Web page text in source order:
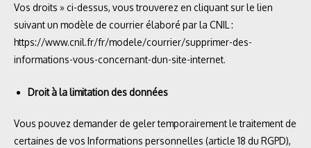
Vos droits » ci-dessus, vous trouverez en cliquant sur le lien
suivant un modèle de courrier élaboré par la CNIL :
https://www.cnil.fr/fr/modele/courrier/supprimer-des-
informations-vous-concernant-dun-site-internet.
Droit à la limitation des données
Vous pouvez demander de geler temporairement le traitement de
certaines de vos Informations personnelles (article 18 du RGPD),